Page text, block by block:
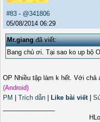
#83 - @341806
05/08/2014 06:29
Mr.giangđã viết:
Bang chủ ơi. Tại sao ko up bộ
OP Nhiều tập làm k hết. Với chả
(Android)
PM
Trích dẫn Like bài viết|